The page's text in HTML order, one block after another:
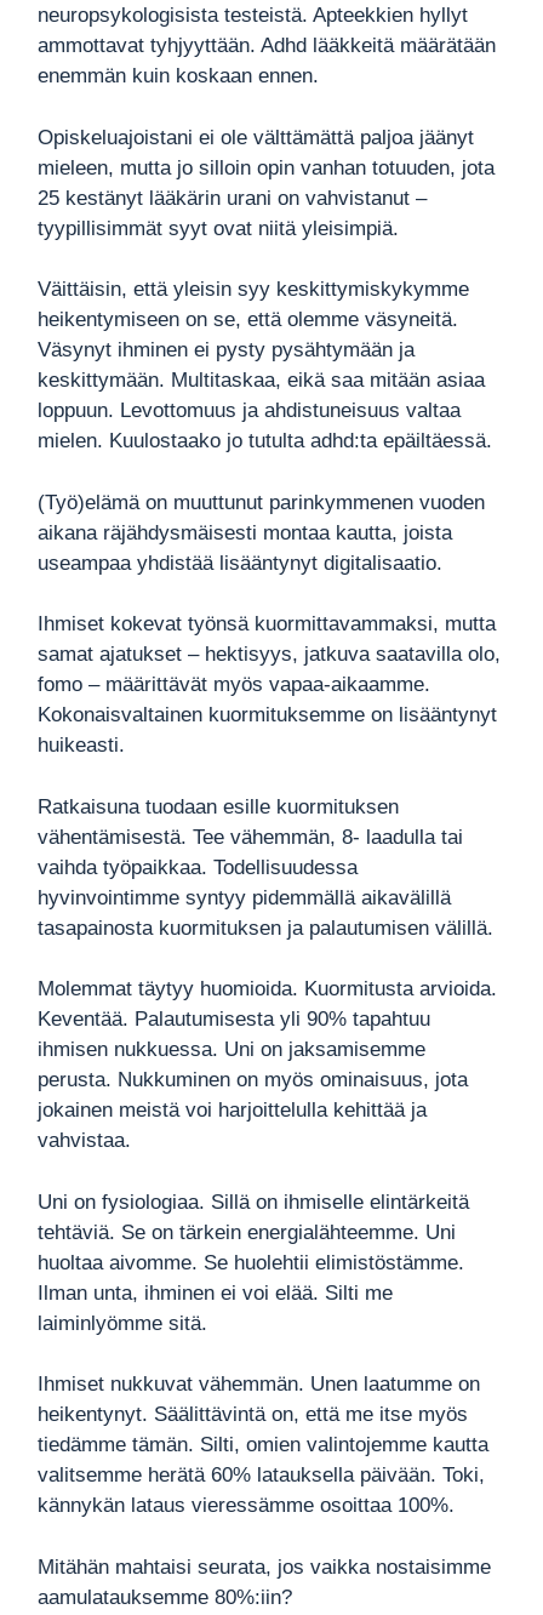
neuropsykologisista testeistä. Apteekkien hyllyt
ammottavat tyhjyyttään. Adhd lääkkeitä määrätään
enemmän kuin koskaan ennen.
Opiskeluajoistani ei ole välttämättä paljoa jäänyt
mieleen, mutta jo silloin opin vanhan totuuden, jota
25 kestänyt lääkärin urani on vahvistanut –
tyypillisimmät syyt ovat niitä yleisimpiä.
Väittäisin, että yleisin syy keskittymiskykymme
heikentymiseen on se, että olemme väsyneitä.
Väsynyt ihminen ei pysty pysähtymään ja
keskittymään. Multitaskaa, eikä saa mitään asiaa
loppuun. Levottomuus ja ahdistuneisuus valtaa
mielen. Kuulostaako jo tutulta adhd:ta epäiltäessä.
(Työ)elämä on muuttunut parinkymmenen vuoden
aikana räjähdysmäisesti montaa kautta, joista
useampaa yhdistää lisääntynyt digitalisaatio.
Ihmiset kokevat työnsä kuormittavammaksi, mutta
samat ajatukset – hektisyys, jatkuva saatavilla olo,
fomo – määrittävät myös vapaa-aikaamme.
Kokonaisvaltainen kuormituksemme on lisääntynyt
huikeasti.
Ratkaisuna tuodaan esille kuormituksen
vähentämisestä. Tee vähemmän, 8- laadulla tai
vaihda työpaikkaa. Todellisuudessa
hyvinvointimme syntyy pidemmällä aikavälillä
tasapainosta kuormituksen ja palautumisen välillä.
Molemmat täytyy huomioida. Kuormitusta arvioida.
Keventää. Palautumisesta yli 90% tapahtuu
ihmisen nukkuessa. Uni on jaksamisemme
perusta. Nukkuminen on myös ominaisuus, jota
jokainen meistä voi harjoittelulla kehittää ja
vahvistaa.
Uni on fysiologiaa. Sillä on ihmiselle elintärkeitä
tehtäviä. Se on tärkein energialähteemme. Uni
huoltaa aivomme. Se huolehtii elimistöstämme.
Ilman unta, ihminen ei voi elää. Silti me
laiminlyömme sitä.
Ihmiset nukkuvat vähemmän. Unen laatumme on
heikentynyt. Säälittävintä on, että me itse myös
tiedämme tämän. Silti, omien valintojemme kautta
valitsemme herätä 60% latauksella päivään. Toki,
kännykän lataus vieressämme osoittaa 100%.
Mitähän mahtaisi seurata, jos vaikka nostaisimme
aamulatauksemme 80%:iin?